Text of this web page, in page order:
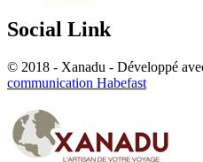
Social Link
© 2018 - Xanadu - Développé
communication Habefast